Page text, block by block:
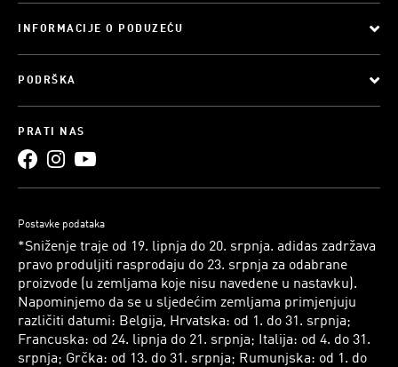
INFORMACIJE O PODUZEĆU
PODRŠKA
PRATI NAS
Postavke podataka
*Sniženje traje od 19. lipnja do 20. srpnja. adidas zadržava
pravo produljiti rasprodaju do 23. srpnja za odabrane
proizvode (u zemljama koje nisu navedene u nastavku).
Napominjemo da se u sljedećim zemljama primjenjuju
različiti datumi: Belgija, Hrvatska: od 1. do 31. srpnja;
Francuska: od 24. lipnja do 21. srpnja; Italija: od 4. do 31.
srpnja; Grčka: od 13. do 31. srpnja; Rumunjska: od 1. do